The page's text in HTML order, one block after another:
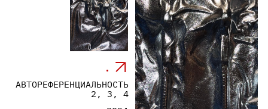
Металл, пластик
40х90 см